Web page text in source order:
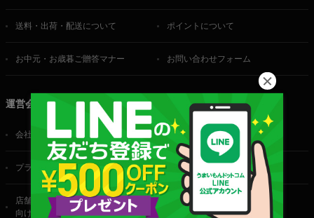
送料・出荷・配送について ポイントについて
お中元・お歳暮ご贈答マナー お問い合わせフォーム
運営会社
会社概要 ご利用規約
プライバシーポリシー 特定商取引法に基づく表記
店舗・法人・生産者様
向けのお問い合わせ